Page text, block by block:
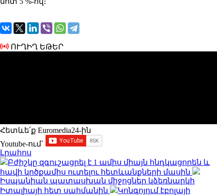
ՈՒՂԻՂ ԵԹԵՐ
Հետևե՛ք Euromedia24-ին
Youtube-ում`
Լրահոս
Բժիշկը զգուշացրել է 1 ամիս միայն հնդկացորեն և
հավի կրծքամիս ուտելու հետևանքների մասին
Իսպանիան պատասխան միջոցներ կձեռնարկի
Իտալիայի հետ սահմանին
Կոնգոյում էբոլայի